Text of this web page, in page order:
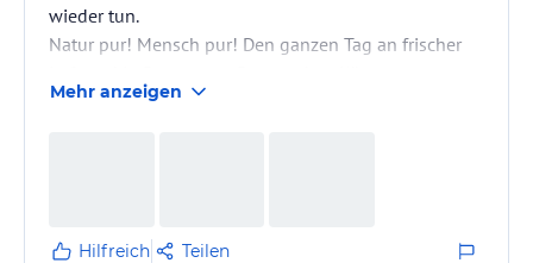
wieder tun.
Natur pur! Mensch pur! Den ganzen Tag an frischer
Deshalb gilt für mich:
Mehr anzeigen
Hilfreich Teilen